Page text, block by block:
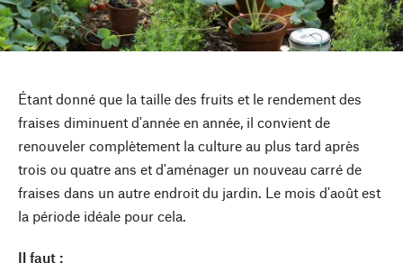
Étant donné que la taille des fruits et le rendement des
fraises diminuent d'année en année, il convient de
renouveler complètement la culture au plus tard après
trois ou quatre ans et d'aménager un nouveau carré de
fraises dans un autre endroit du jardin. Le mois d'août est
la période idéale pour cela.
Il faut :